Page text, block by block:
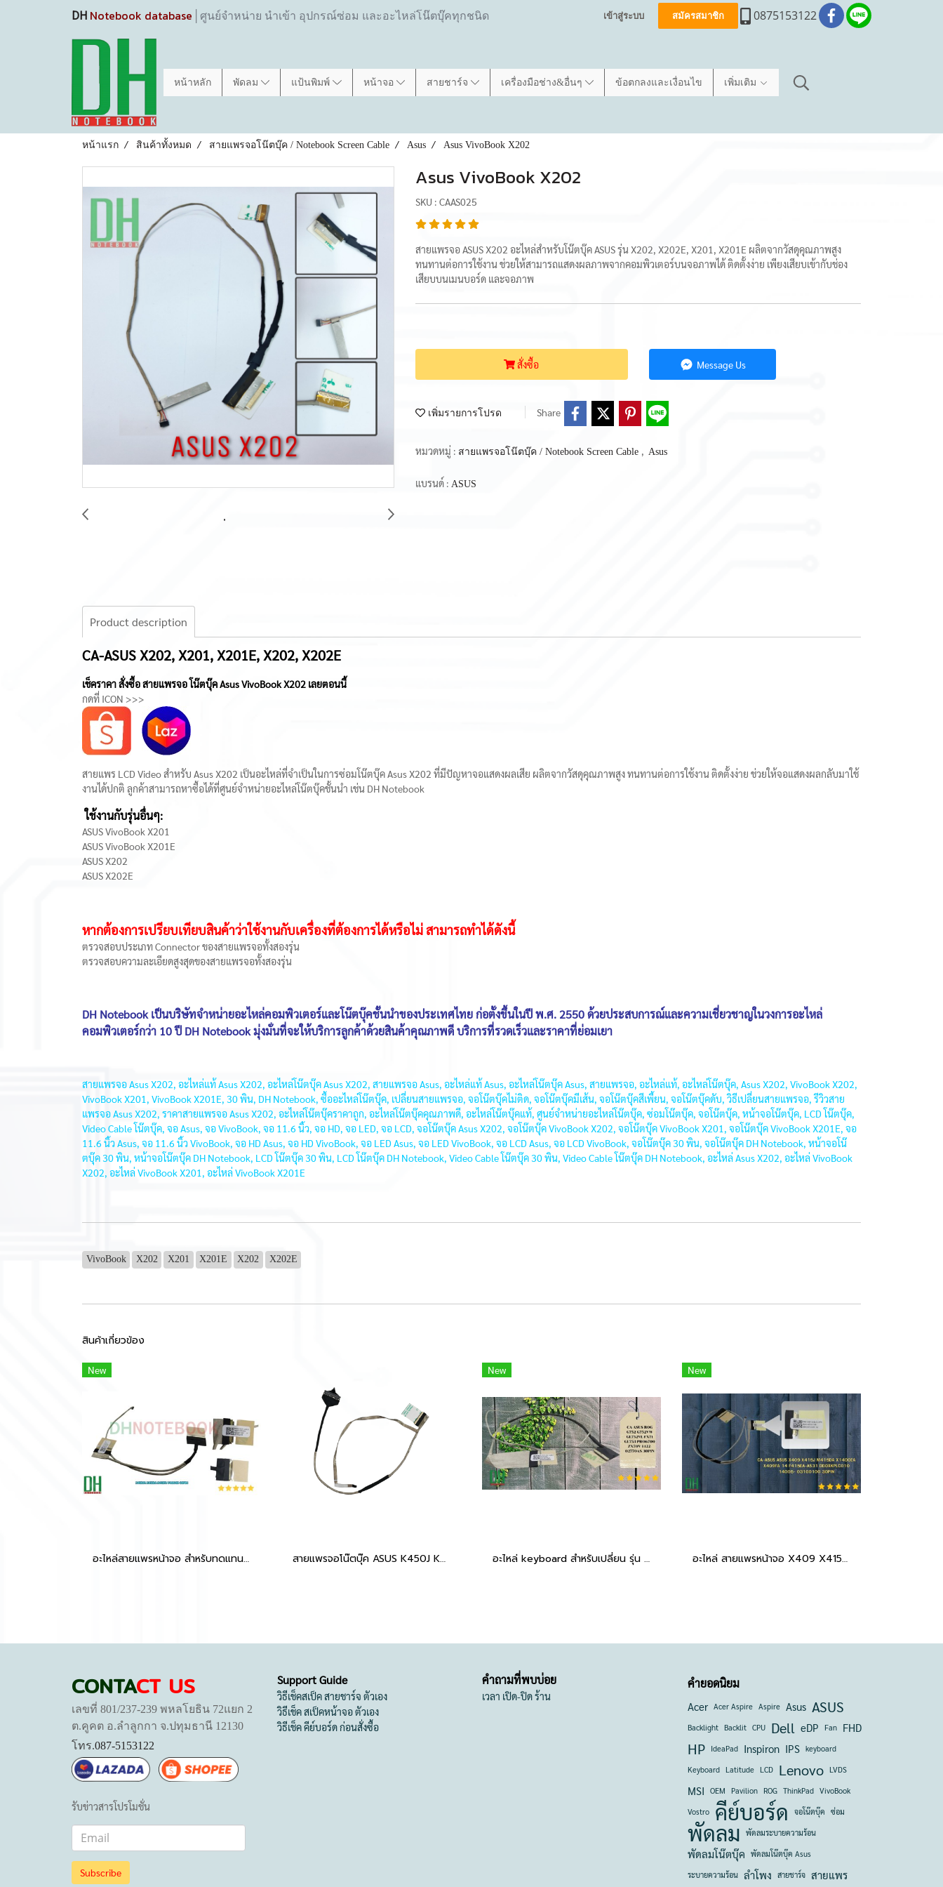
DH Notebook database │ศูนย์จำหน่าย นำเข้า อุปกรณ์ซ่อม และอะไหล่โน๊ตบุ๊คทุกชนิด เข้าสู่ระบบ สมัครสมาชิก 0875153122
หน้าหลัก พัดลม แป้นพิมพ์ หน้าจอ สายชาร์จ เครื่องมือช่าง&อื่นๆ ข้อตกลงและเงื่อนไข เพิ่มเติม
หน้าแรก สินค้าทั้งหมด สายแพรจอโน๊ตบุ๊ค / Notebook Screen Cable Asus Asus VivoBook X202
Asus VivoBook X202
SKU : CAAS025
สายแพรจอ ASUS X202 อะไหล่สำหรับโน๊ตบุ๊ค ASUS รุ่น X202, X202E, X201, X201E ผลิตจากวัสดุคุณภาพสูง
ทนทานต่อการใช้งาน ช่วยให้สามารถแสดงผลภาพจากคอมพิวเตอร์บนจอภาพได้ ติดตั้งง่าย เพียงเสียบเข้ากับช่อง
เสียบบนเมนบอร์ด และจอภาพ
สั่งซื้อ Message Us
เพิ่มรายการโปรด Share
หมวดหมู่ : สายแพรจอโน๊ตบุ๊ค / Notebook Screen Cable Asus
แบรนด์ : ASUS
Product description
CA-ASUS X202, X201, X201E, X202, X202E
เช็คราคา สั่งซื้อ สายแพรจอ โน๊ตบุ๊ค Asus VivoBook X202 เลยตอนนี้
กดที่ ICON >>>
สายแพร LCD Video สำหรับ Asus X202 เป็นอะไหล่ที่จำเป็นในการซ่อมโน๊ตบุ๊ค Asus X202 ที่มีปัญหาจอแสดงผลเสีย ผลิตจากวัสดุคุณภาพสูง ทนทานต่อการใช้งาน ติดตั้งง่าย ช่วยให้จอแสดงผลกลับมาใช้
งานได้ปกติ ลูกค้าสามารถหาซื้อได้ที่ศูนย์จำหน่ายอะไหล่โน๊ตบุ๊คชั้นนำ เช่น DH Notebook
ใช้งานกับรุ่นอื่นๆ:
ASUS VivoBook X201
ASUS VivoBook X201E
ASUS X202
ASUS X202E
หากต้องการเปรียบเทียบสินค้าว่าใช้งานกับเครื่องที่ต้องการได้หรือไม่ สามารถทำได้ดังนี้
ตรวจสอบประเภท Connector ของสายแพรจอทั้งสองรุ่น
ตรวจสอบความละเอียดสูงสุดของสายแพรจอทั้งสองรุ่น
DH Notebook เป็นบริษัทจำหน่ายอะไหล่คอมพิวเตอร์และโน๊ตบุ๊คชั้นนำของประเทศไทย ก่อตั้งขึ้นในปี พ.ศ. 2550 ด้วยประสบการณ์และความเชี่ยวชาญในวงการอะไหล่
คอมพิวเตอร์กว่า 10 ปี DH Notebook มุ่งมั่นที่จะให้บริการลูกค้าด้วยสินค้าคุณภาพดี บริการที่รวดเร็วและราคาที่ย่อมเยา
สายแพรจอ Asus X202, อะไหล่แท้ Asus X202, อะไหล่โน๊ตบุ๊ค Asus X202, สายแพรจอ Asus, อะไหล่แท้ Asus, อะไหล่โน๊ตบุ๊ค Asus, สายแพรจอ, อะไหล่แท้, อะไหล่โน๊ตบุ๊ค, Asus X202, VivoBook X202,
VivoBook X201, VivoBook X201E, 30 พิน, DH Notebook, ซื้ออะไหล่โน๊ตบุ๊ค, เปลี่ยนสายแพรจอ, จอโน๊ตบุ๊คไม่ติด, จอโน๊ตบุ๊คมีเส้น, จอโน๊ตบุ๊คสีเพี้ยน, จอโน๊ตบุ๊คดับ, วิธีเปลี่ยนสายแพรจอ, รีวิวสาย
แพรจอ Asus X202, ราคาสายแพรจอ Asus X202, อะไหล่โน๊ตบุ๊คราคาถูก, อะไหล่โน๊ตบุ๊คคุณภาพดี, อะไหล่โน๊ตบุ๊คแท้, ศูนย์จำหน่ายอะไหล่โน๊ตบุ๊ค, ซ่อมโน๊ตบุ๊ค, จอโน๊ตบุ๊ค, หน้าจอโน๊ตบุ๊ค, LCD โน๊ตบุ๊ค,
Video Cable โน๊ตบุ๊ค, จอ Asus, จอ VivoBook, จอ 11.6 นิ้ว, จอ HD, จอ LED, จอ LCD, จอโน๊ตบุ๊ค Asus X202, จอโน๊ตบุ๊ค VivoBook X202, จอโน๊ตบุ๊ค VivoBook X201, จอโน๊ตบุ๊ค VivoBook X201E, จอ
11.6 นิ้ว Asus, จอ 11.6 นิ้ว VivoBook, จอ HD Asus, จอ HD VivoBook, จอ LED Asus, จอ LED VivoBook, จอ LCD Asus, จอ LCD VivoBook, จอโน๊ตบุ๊ค 30 พิน, จอโน๊ตบุ๊ค DH Notebook, หน้าจอโน๊
ตบุ๊ค 30 พิน, หน้าจอโน๊ตบุ๊ค DH Notebook, LCD โน๊ตบุ๊ค 30 พิน, LCD โน๊ตบุ๊ค DH Notebook, Video Cable โน๊ตบุ๊ค 30 พิน, Video Cable โน๊ตบุ๊ค DH Notebook, อะไหล่ Asus X202, อะไหล่ VivoBook
X202, อะไหล่ VivoBook X201, อะไหล่ VivoBook X201E
VivoBook X202 X201 X201E X202 X202E
สินค้าเกี่ยวข้อง
New
อะไหล่สายแพรหน้าจอ สำหรับทดแทนรุ่น X412UA X412DA X412FA V4000D 30PIN สายแพรจอโน๊ตบุ๊ค ASUS K450J K450V A450J A450JF X450J X450JF F450J D450J D450V (P/N: 50.4LB01.011) - อะไหล่ OEM เปลี่ยน/ซ่อม คุณภาพสูง
New
อะไหล่ keyboard สำหรับเปลี่ยน รุ่น ROG G752 G752VW GL752VL FX71 GL753 PRO6700 ZX70V 1422-02770AS 30PIN
New
อะไหล่ สายแพรหน้าจอ X409 X415J M415DA X1400EA X409FA 14 F415EA-AS31 DD0XKPLC010 14005- 03100100 30PIN
CONTACT US
เลขที่ 801/237-239 พหลโยธิน 72แยก 2
ต.คูคต อ.ลำลูกกา จ.ปทุมธานี 12130
โทร.087-5153122
รับข่าวสารโปรโมชั่น
Subscribe
Support Guide
วิธีเช็คสเป็ค สายชาร์จ ตัวเอง
วิธีเช็ค สเป็คหน้าจอ ตัวเอง
วิธีเช็ค คีย์บอร์ด ก่อนสั่งซื้อ
คำถามที่พบบ่อย
เวลา เปิด-ปิด ร้าน
คำยอดนิยม
Acer Acer Aspire Aspire Asus ASUS
Backlight Backlit CPU Dell eDP Fan FHD
HP IdeaPad Inspiron IPS keyboard
Keyboard Latitude LCD Lenovo LVDS
MSI OEM Pavilion ROG ThinkPad VivoBook
Vostro
คีย์บอร์ด จอโน๊ตบุ๊ค ซ่อม
พัดลม พัดลมระบายความร้อน
พัดลมโน๊ตบุ๊ค พัดลมโน๊ตบุ๊ค Asus
ระบายความร้อน ลำโพง สายชาร์จ สายแพร